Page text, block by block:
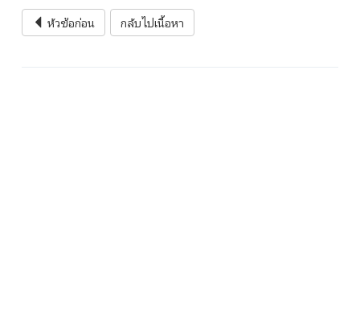
หัวข้อก่อน กลับไปเนื้อหา